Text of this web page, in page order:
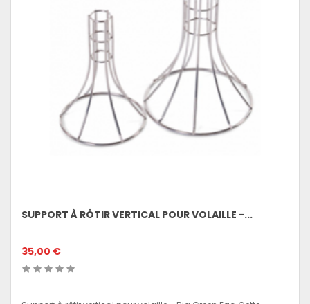
SUPPORT À RÔTIR VERTICAL POUR VOLAILLE -...
35,00 €